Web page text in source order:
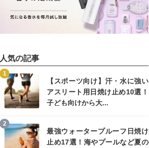
人気の記事
【スポーツ向け】汗・水に強い
アスリート用日焼け止め10選！
子ども向けから大...
1
最強ウォータープルーフ日焼け
止め17選！海やプールなど夏の
2